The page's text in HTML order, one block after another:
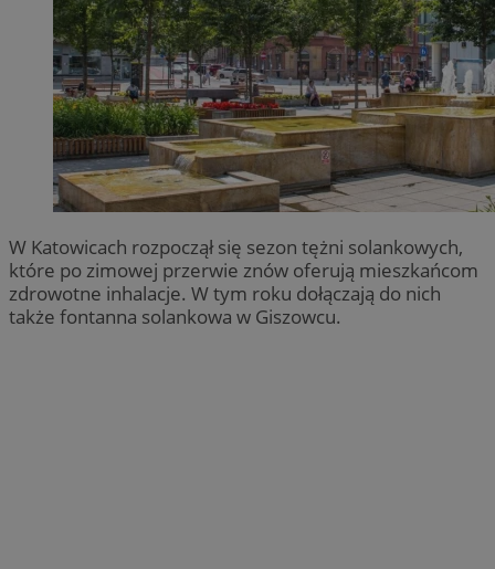
W Katowicach rozpoczął się sezon tężni solankowych,
które po zimowej przerwie znów oferują mieszkańcom
zdrowotne inhalacje. W tym roku dołączają do nich
także fontanna solankowa w Giszowcu.